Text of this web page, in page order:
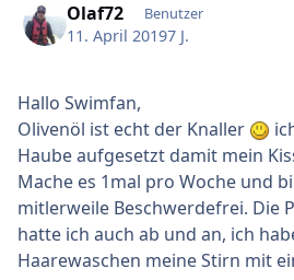
Olaf72 Benutzer
11. April 20197 J.
Hallo Swimfan,
Olivenöl ist echt der Knaller
Haube aufgesetzt damit mein
Mache es 1mal pro Woche und
mitlerweile Beschwerdefrei. Die
hatte ich auch ab und an, ich
Haarewaschen meine Stirn mit